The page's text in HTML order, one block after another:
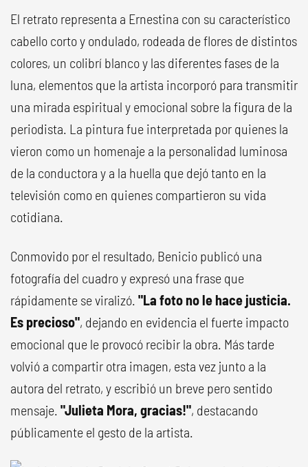
El retrato representa a Ernestina con su característico
cabello corto y ondulado, rodeada de flores de distintos
colores, un colibrí blanco y las diferentes fases de la
luna, elementos que la artista incorporó para transmitir
una mirada espiritual y emocional sobre la figura de la
periodista. La pintura fue interpretada por quienes la
vieron como un homenaje a la personalidad luminosa
de la conductora y a la huella que dejó tanto en la
televisión como en quienes compartieron su vida
cotidiana.
Conmovido por el resultado, Benicio publicó una
fotografía del cuadro y expresó una frase que
rápidamente se viralizó. "La foto no le hace justicia.
Es precioso", dejando en evidencia el fuerte impacto
emocional que le provocó recibir la obra. Más tarde
volvió a compartir otra imagen, esta vez junto a la
autora del retrato, y escribió un breve pero sentido
mensaje. "Julieta Mora, gracias!", destacando
públicamente el gesto de la artista.